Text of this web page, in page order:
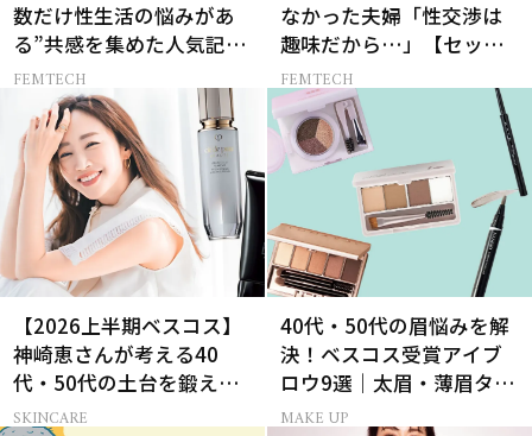
数だけ性生活の悩みがあ
る”共感を集めた人気記事
10選
FEMTECH
なかった夫婦「性交渉は
趣味だから…」【セック
スレス AND THE CITY -女
たちの告白-】
FEMTECH
【2026上半期ベスコス】
神崎恵さんが考える40
代・50代の土台を鍛える
肌投資名品
SKINCARE
40代・50代の眉悩みを解
決！ベスコス受賞アイブ
ロウ9選｜太眉・薄眉タイ
プ別の描き方
MAKE UP